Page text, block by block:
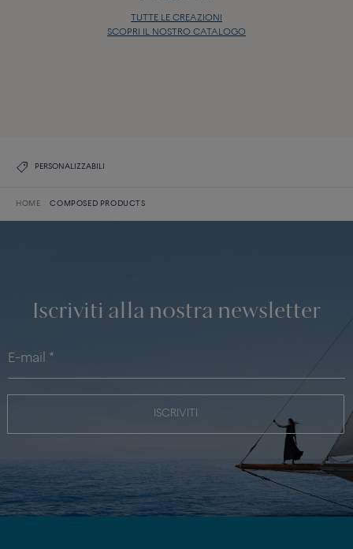
TUTTE LE CREAZIONI
SCOPRI IL NOSTRO CATALOGO
PERSONALIZZABILI
HOME COMPOSED PRODUCTS
Iscriviti alla nostra newsletter
ISCRIVITI